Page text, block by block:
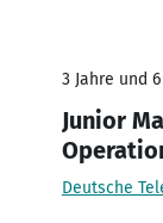
3 Jahre und
Junior
Deutsche